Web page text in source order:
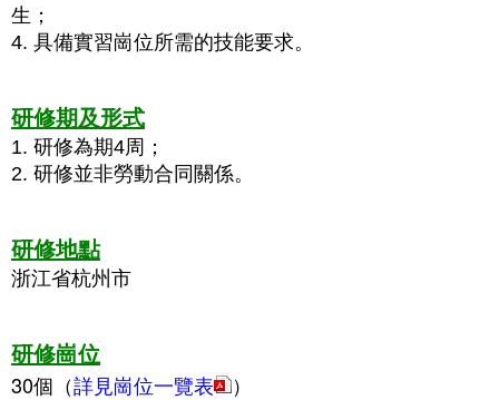
生；
4. 具備實習崗位所需的技能要求。
研修期及形式
1. 研修為期4周；
2. 研修並非勞動合同關係。
研修地點
浙江省杭州市
研修崗位
30個（詳見崗位一覽表 ）